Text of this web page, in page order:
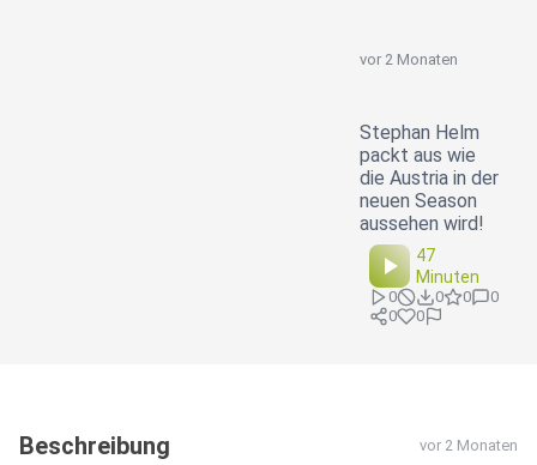
vor 2 Monaten
Stephan Helm
packt aus wie
die Austria in der
neuen Season
aussehen wird!
47
Minuten
0 0 0
0
0
0
Beschreibung vor 2 Monaten